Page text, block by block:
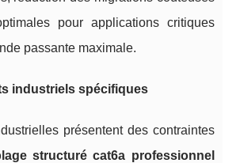
pour applications critiques
passante maximale.
industriels spécifiques
présentent des contraintes
structuré cat6a professionnel